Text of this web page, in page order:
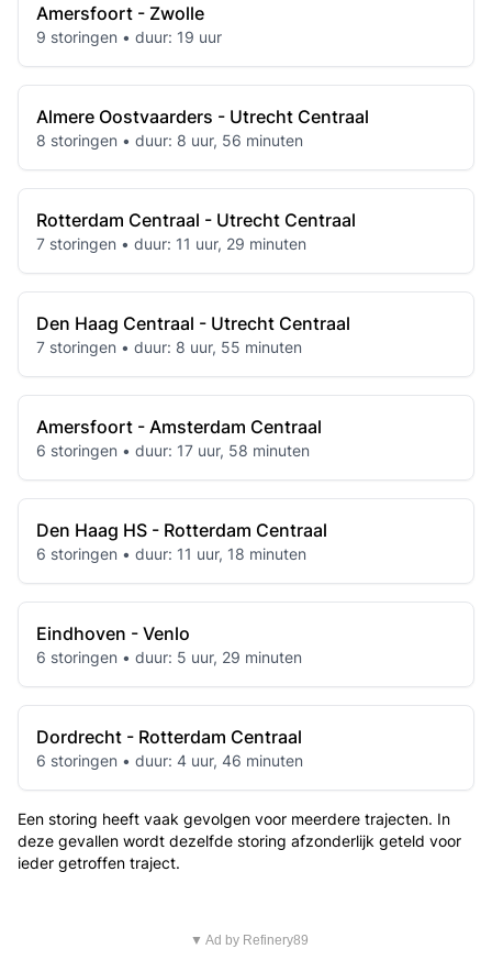
Amersfoort - Zwolle
9 storingen • duur: 19 uur
Almere Oostvaarders - Utrecht Centraal
8 storingen • duur: 8 uur, 56 minuten
Rotterdam Centraal - Utrecht Centraal
7 storingen • duur: 11 uur, 29 minuten
Den Haag Centraal - Utrecht Centraal
7 storingen • duur: 8 uur, 55 minuten
Amersfoort - Amsterdam Centraal
6 storingen • duur: 17 uur, 58 minuten
Den Haag HS - Rotterdam Centraal
6 storingen • duur: 11 uur, 18 minuten
Eindhoven - Venlo
6 storingen • duur: 5 uur, 29 minuten
Dordrecht - Rotterdam Centraal
6 storingen • duur: 4 uur, 46 minuten
Een storing heeft vaak gevolgen voor meerdere trajecten. In
deze gevallen wordt dezelfde storing afzonderlijk geteld voor
ieder getroffen traject.
▼ Ad by Refinery89